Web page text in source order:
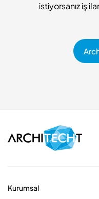
istiyorsanız iş
Kurumsal